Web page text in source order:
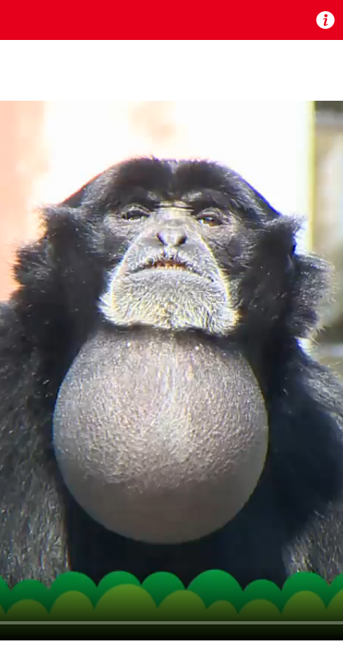
お知らせ
2024年9月24日からリニューアルします！
域の動画コンテンツが一目瞭然。
つでも・どこでも・外出先でも！
報番組をご視聴いただけます！
サービス向上のため、
は、一部コンテンツを除き、
イページ※』へのログインが必要となります。
願いいたします。
が必要となります。
の各種サービスをご利用頂くためのIDです。
スで設定できます。
ドレスでも作成可能です）
規登録は
続きご視聴いただけます。
いメンテナンス作業を予定しています。